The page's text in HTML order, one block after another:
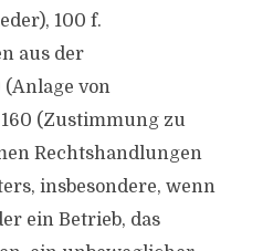
100 f.
aus der
(Anlage von
(Zustimmung zu
Rechtshandlungen
insbesondere, wenn
ein Betrieb, das